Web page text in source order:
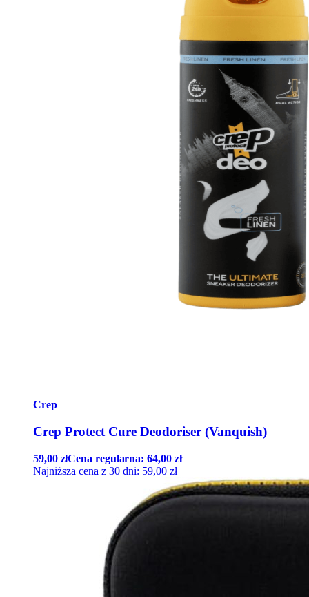
Crep
Crep Protect Cure Deodoriser (Vanquish)
59,00 złCena regularna:64,00 zł
Najniższa cena z 30 dni: 59,00 zł